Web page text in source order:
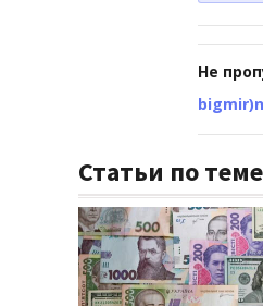
Не
Статьи по теме